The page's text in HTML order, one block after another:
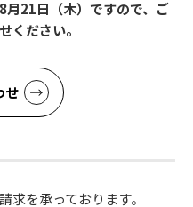
月21日（木）ですので、ご
ください。
せ
求を承っております。